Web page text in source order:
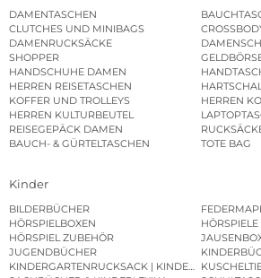
DAMENTASCHEN
CLUTCHES UND MINIBAGS
DAMENRUCKSÄCKE
SHOPPER
HANDSCHUHE DAMEN
HERREN REISETASCHEN
KOFFER UND TROLLEYS
HERREN
HERREN KULTURBEUTEL
REISEGEPÄCK DAMEN
BAUCH- & GÜRTELTASCHEN
TOTE BAG
Kinder
BILDERBÜCHER
HÖRSPIELBOXEN
HÖRSPIEL ZUBEHÖR
JUGENDBÜCHER
KINDERGARTENRUCKSACK |